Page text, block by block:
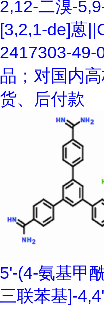
2,12-二溴-
[3,2,1-de]蒽
2417303-49-
品；对国内
货、后付款
5'-(4-氨基甲
三联苯基]-